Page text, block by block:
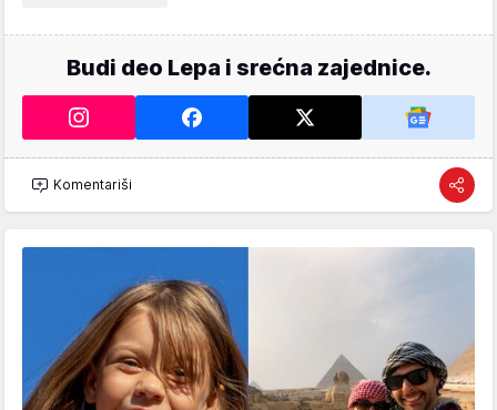
Budi deo Lepa i srećna zajednice.
Komentariši